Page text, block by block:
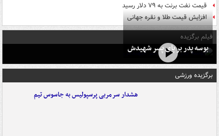
قیمت نفت برنت به ۷۹ دلار رسید
افزایش قیمت طلا و نقره جهانی
فیلم برگزیده
بوسه‌ پدر بر پای پسر شهیدش
برگزیده ورزشی
هشدار سرمربی پرسپولیس به جاسوس تیم